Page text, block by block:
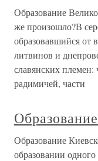
Образование
же произошло?В
образовавшийся от
литвинов и
славянских племен:
радимичей, части
Образование
образовании